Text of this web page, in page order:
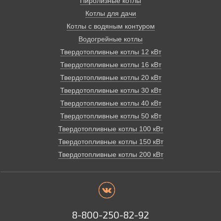
Котлы для дачи
Котлы с водяным контуром
Водогрейные котлы
Твердотопливные котлы 12 кВт
Твердотопливные котлы 16 кВт
Твердотопливные котлы 20 кВт
Твердотопливные котлы 30 кВт
Твердотопливные котлы 40 кВт
Твердотопливные котлы 50 кВт
Твердотопливные котлы 100 кВт
Твердотопливные котлы 150 кВт
Твердотопливные котлы 200 кВт
8-800-250-82-92